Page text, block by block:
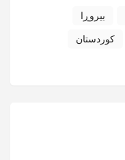
بیروڕا
کوردستان